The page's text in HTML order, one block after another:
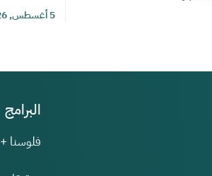
5 أغسطس, 2026
البرامج
فلوسنا +